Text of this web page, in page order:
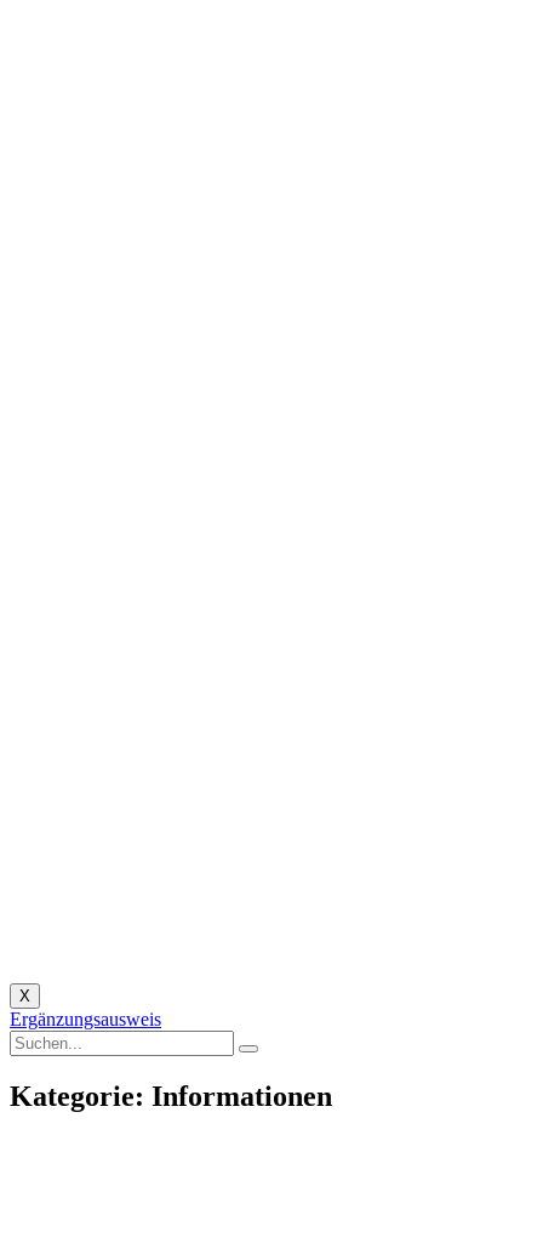
X
Ergänzungsausweis
Kategorie: Informationen